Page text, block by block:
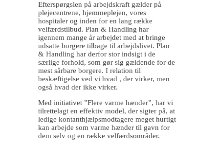
Efterspørgslen på arbejdskraft gælder på
plejecentrene, hjemmeplejen, vores
hospitaler og inden for en lang række
velfærdstilbud. Plan & Handling har
igennem mange år arbejdet med at bringe
udsatte borgere tilbage til arbejdslivet. Plan
& Handling har derfor stor indsigt i de
særlige forhold, som gør sig gældende for de
mest sårbare borgere. I relation til
beskæftigelse ved vi hvad , der virker, men
også hvad der ikke virker.
Med initiativet ”Flere varme hænder”, har vi
tilrettelagt en effektiv model, der sigter på, at
ledige kontanthjælpsmodtagere meget hurtigt
kan arbejde som varme hænder til gavn for
dem selv og en række velfærdsområder.